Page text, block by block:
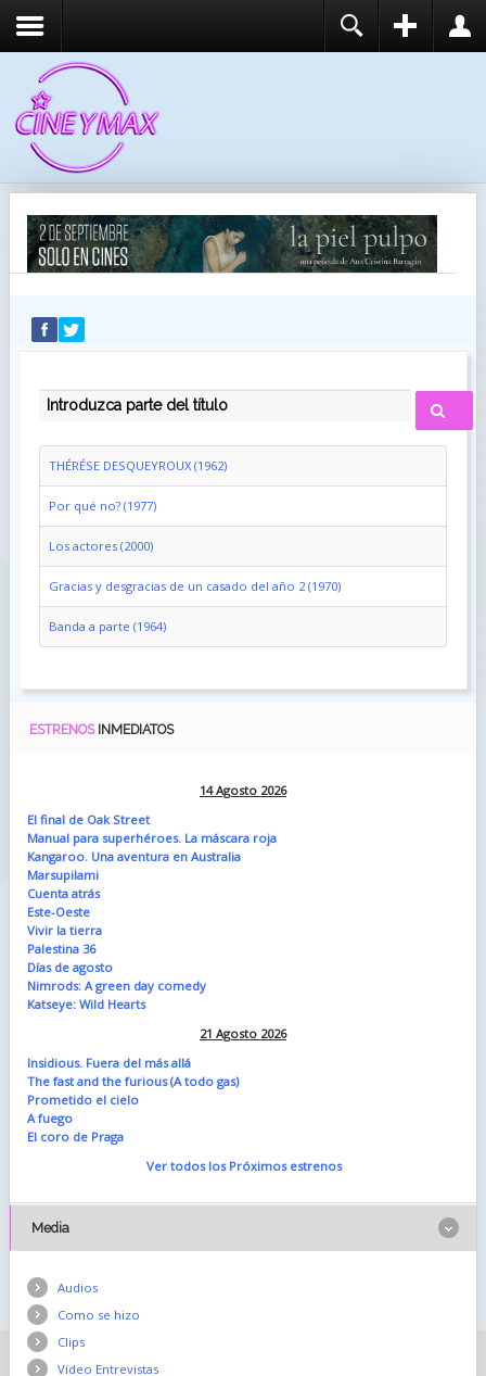
RECUÉRDEME
IDENTIFICARSE
INTRODUZCA PARTE DEL TÍTULO
THÉRÉSE DESQUEYROUX (1962)
Por qué no? (1977)
Los actores (2000)
Gracias y desgracias de un casado del año 2 (1970)
Banda a parte (1964)
ESTRENOS INMEDIATOS
14 Agosto 2026
El final de Oak Street
Manual para superhéroes. La máscara roja
Kangaroo. Una aventura en Australia
Marsupilami
Cuenta atrás
Este-Oeste
Vivir la tierra
Palestina 36
Días de agosto
Nimrods: A green day comedy
Katseye: Wild Hearts
21 Agosto 2026
Insidious. Fuera del más allá
The fast and the furious (A todo gas)
Prometido el cielo
A fuego
El coro de Praga
Ver todos los Próximos estrenos
Media
Audios
Como se hizo
Clips
Vídeo Entrevistas